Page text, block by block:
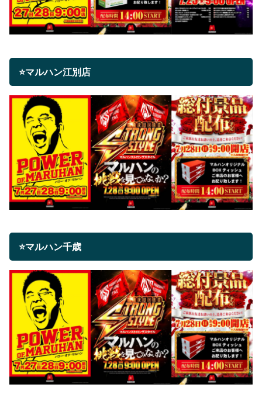
⭐マルハン江別店
⭐マルハン千歳